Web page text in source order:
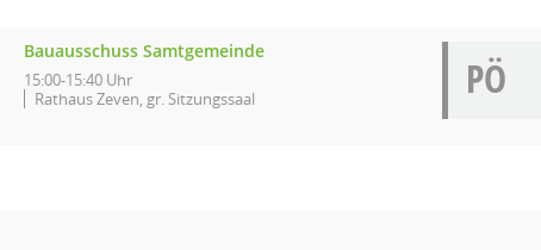
Bauausschuss Samtgemeinde
15:00-15:40 Uhr
Rathaus Zeven, gr. Sitzungssaal
PÖ